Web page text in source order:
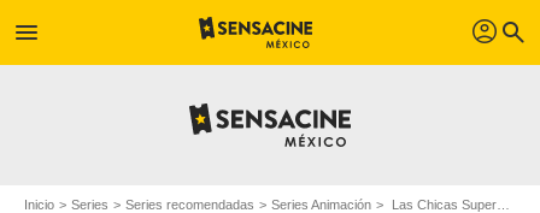
menu profil search
Inicio Series Series recomendadas Series Animación Las Chicas Superpoderosas